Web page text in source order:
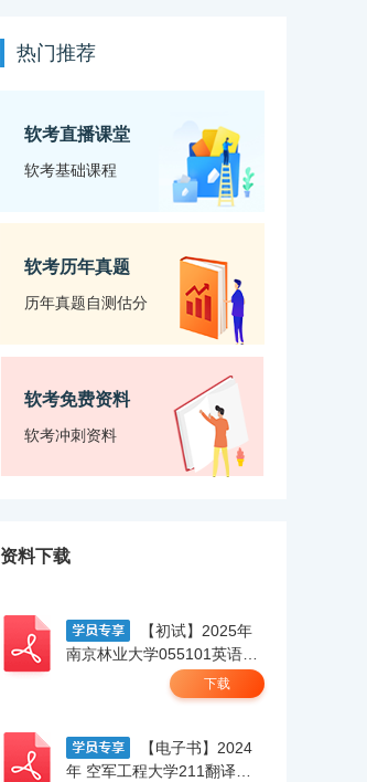
热门推荐
软考直播课堂
软考基础课程
软考历年真题
历年真题自测估分
软考免费资料
软考冲刺资料
资料下载
南京林业大学055101英语笔
译【211翻译硕士英语】考研
下载
年 空军工程大学211翻译硕